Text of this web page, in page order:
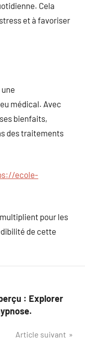
Cela
et à favoriser
médical. Avec
bienfaits,
des traitements
ecole-
pour les
de cette
: Explorer
Article suivant